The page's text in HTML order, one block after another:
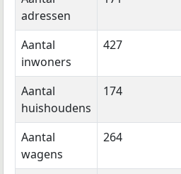
adressen
Aantal
inwoners
427
Aantal
huishoudens
174
Aantal
wagens
264